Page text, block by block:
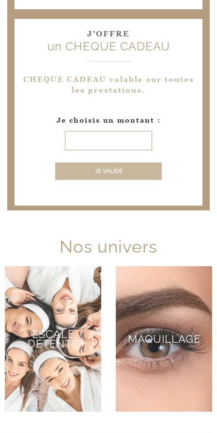
J'OFFRE
un CHEQUE CADEAU
CHEQUE CADEAU valable sur toutes
les prestations.
Je choisis un montant :
JE VALIDE
Nos univers
ESCALE
DÉTENTE MAQUILLAGE